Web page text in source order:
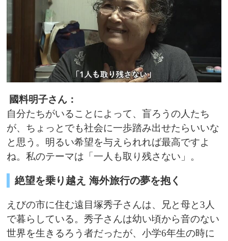
國料明子さん：
自分たちがいることによって、盲ろうの人たち
が、ちょっとでも社会に一歩踏み出せたらいいな
と思う。明るい希望を与えられれば最高ですよ
ね。私のテーマは「一人も取り残さない」。
絶望を乗り越え 海外旅行の夢を抱く
えびの市に住む遠目塚秀子さんは、兄と母と3人
で暮らしている。秀子さんは幼い頃から音のない
世界を生きるろう者だったが、小学6年生の時に